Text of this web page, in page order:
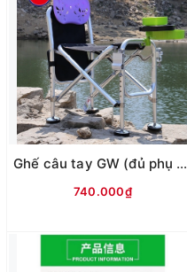
Ghế câu tay GW (đủ phụ kiện)
740.000₫